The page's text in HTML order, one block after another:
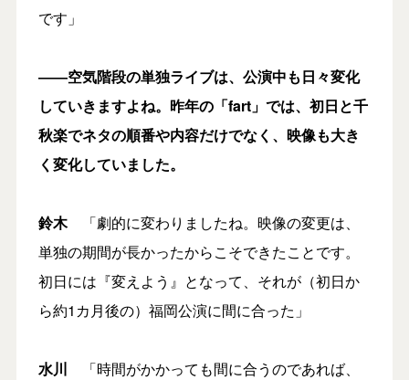
です」
――空気階段の単独ライブは、公演中も日々変化
していきますよね。昨年の「fart」では、初日と千
秋楽でネタの順番や内容だけでなく、映像も大き
く変化していました。
鈴木「劇的に変わりましたね。映像の変更は、
単独の期間が長かったからこそできたことです。
初日には『変えよう』となって、それが（初日か
ら約1カ月後の）福岡公演に間に合った」
水川 「時間がかかっても間に合うのであれば、